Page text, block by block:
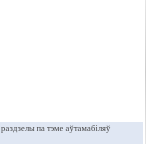
па тэме аўтамабіляў